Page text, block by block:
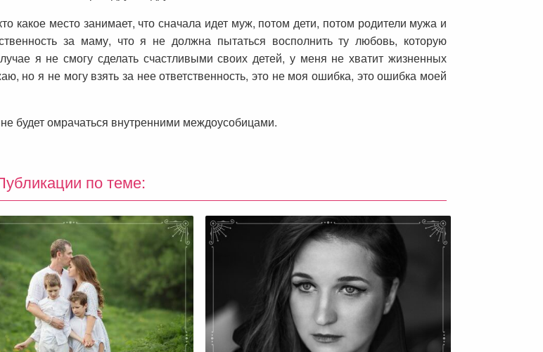
какое место занимает, что сначала идет муж, потом дети, потом родители мужа и
за маму, что я не должна пытаться восполнить ту любовь, которую
я не смогу сделать счастливыми своих детей, у меня не хватит жизненных
но я не могу взять за нее ответственность, это не моя ошибка, это ошибка моей
будет омрачаться внутренними междоусобицами.
по теме: